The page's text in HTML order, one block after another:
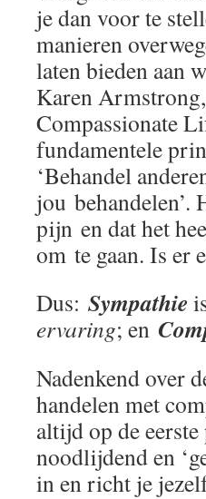
je dan voor te
manieren
laten bieden aan
Karen
Compassionate
fundamentele
‘Behandel
jou behandelen’.
pijn en dat het
om te gaan. Is er
Dus: Sympathie
ervaring; en
Nadenkend over
handelen met
altijd op de
noodlijdend en
in en richt je